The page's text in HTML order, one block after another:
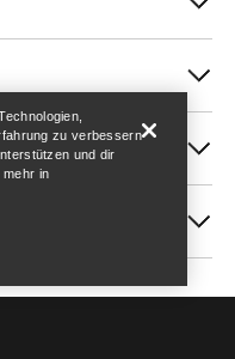
Help
zu verbessern
und dir
mehr in